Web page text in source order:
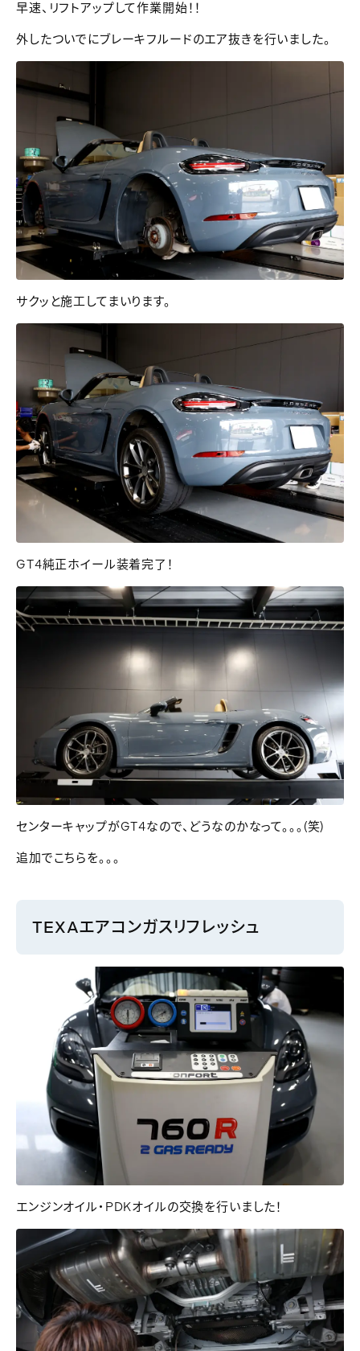
早速、リフトアップして作業開始！！
外したついでにブレーキフルードのエア抜きを行いました。
サクッと施工してまいります。
GT4純正ホイール装着完了！
センターキャップがGT4なので、どうなのかなって。。。(笑)
追加でこちらを。。。
TEXAエアコンガスリフレッシュ
エンジンオイル・PDKオイルの交換を行いました！